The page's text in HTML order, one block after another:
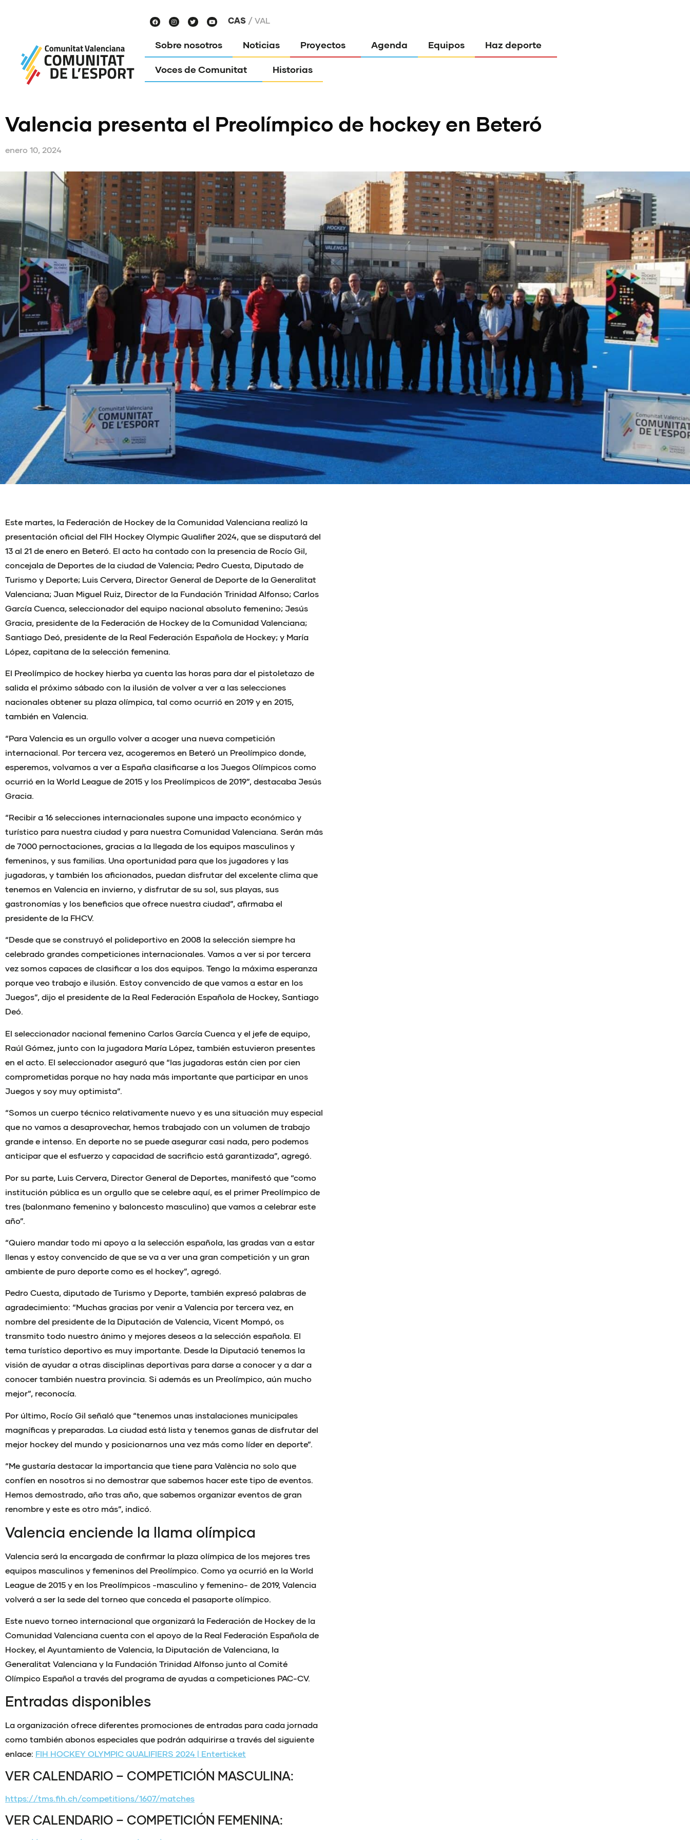
CAS VAL
Sobre nosotros Noticias Proyectos Agenda Equipos Haz deporte
Voces de Comunitat Historias
Valencia presenta el Preolímpico de hockey en Beteró
enero 10, 2024
Este martes, la Federación de Hockey de la Comunidad Valenciana realizó la
presentación oficial del FIH Hockey Olympic Qualifier 2024, que se disputará del
13 al 21 de enero en Beteró. El acto ha contado con la presencia de Rocío Gil,
concejala de Deportes de la ciudad de Valencia; Pedro Cuesta, Diputado de
Turismo y Deporte; Luis Cervera, Director General de Deporte de la Generalitat
Valenciana; Juan Miguel Ruiz, Director de la Fundación Trinidad Alfonso; Carlos
García Cuenca, seleccionador del equipo nacional absoluto femenino; Jesús
Gracia, presidente de la Federación de Hockey de la Comunidad Valenciana;
Santiago Deó, presidente de la Real Federación Española de Hockey; y María
López, capitana de la selección femenina.
El Preolímpico de hockey hierba ya cuenta las horas para dar el pistoletazo de
salida el próximo sábado con la ilusión de volver a ver a las selecciones
nacionales obtener su plaza olímpica, tal como ocurrió en 2019 y en 2015,
también en Valencia.
“Para Valencia es un orgullo volver a acoger una nueva competición
internacional. Por tercera vez, acogeremos en Beteró un Preolímpico donde,
esperemos, volvamos a ver a España clasificarse a los Juegos Olímpicos como
ocurrió en la World League de 2015 y los Preolímpicos de 2019”, destacaba Jesús
Gracia.
“Recibir a 16 selecciones internacionales supone una impacto económico y
turístico para nuestra ciudad y para nuestra Comunidad Valenciana. Serán más
de 7000 pernoctaciones, gracias a la llegada de los equipos masculinos y
femeninos, y sus familias. Una oportunidad para que los jugadores y las
jugadoras, y también los aficionados, puedan disfrutar del excelente clima que
tenemos en Valencia en invierno, y disfrutar de su sol, sus playas, sus
gastronomías y los beneficios que ofrece nuestra ciudad”, afirmaba el
presidente de la FHCV.
“Desde que se construyó el polideportivo en 2008 la selección siempre ha
celebrado grandes competiciones internacionales. Vamos a ver si por tercera
vez somos capaces de clasificar a los dos equipos. Tengo la máxima esperanza
porque veo trabajo e ilusión. Estoy convencido de que vamos a estar en los
Juegos”, dijo el presidente de la Real Federación Española de Hockey, Santiago
Deó.
El seleccionador nacional femenino Carlos García Cuenca y el jefe de equipo,
Raúl Gómez, junto con la jugadora María López, también estuvieron presentes
en el acto. El seleccionador aseguró que “las jugadoras están cien por cien
comprometidas porque no hay nada más importante que participar en unos
Juegos y soy muy optimista”.
“Somos un cuerpo técnico relativamente nuevo y es una situación muy especial
que no vamos a desaprovechar, hemos trabajado con un volumen de trabajo
grande e intenso. En deporte no se puede asegurar casi nada, pero podemos
anticipar que el esfuerzo y capacidad de sacrificio está garantizada”, agregó.
Por su parte, Luis Cervera, Director General de Deportes, manifestó que “como
institución pública es un orgullo que se celebre aquí, es el primer Preolímpico de
tres (balonmano femenino y baloncesto masculino) que vamos a celebrar este
año”.
“Quiero mandar todo mi apoyo a la selección española, las gradas van a estar
llenas y estoy convencido de que se va a ver una gran competición y un gran
ambiente de puro deporte como es el hockey”, agregó.
Pedro Cuesta, diputado de Turismo y Deporte, también expresó palabras de
agradecimiento: “Muchas gracias por venir a Valencia por tercera vez, en
nombre del presidente de la Diputación de Valencia, Vicent Mompó, os
transmito todo nuestro ánimo y mejores deseos a la selección española. El
tema turístico deportivo es muy importante. Desde la Diputació tenemos la
visión de ayudar a otras disciplinas deportivas para darse a conocer y a dar a
conocer también nuestra provincia. Si además es un Preolímpico, aún mucho
mejor”, reconocía.
Por último, Rocío Gil señaló que “tenemos unas instalaciones municipales
magníficas y preparadas. La ciudad está lista y tenemos ganas de disfrutar del
mejor hockey del mundo y posicionarnos una vez más como líder en deporte”.
“Me gustaría destacar la importancia que tiene para València no solo que
confíen en nosotros si no demostrar que sabemos hacer este tipo de eventos.
Hemos demostrado, año tras año, que sabemos organizar eventos de gran
renombre y este es otro más”, indicó.
Valencia enciende la llama olímpica
Valencia será la encargada de confirmar la plaza olímpica de los mejores tres
equipos masculinos y femeninos del Preolímpico. Como ya ocurrió en la World
League de 2015 y en los Preolímpicos -masculino y femenino- de 2019, Valencia
volverá a ser la sede del torneo que conceda el pasaporte olímpico.
Este nuevo torneo internacional que organizará la Federación de Hockey de la
Comunidad Valenciana cuenta con el apoyo de la Real Federación Española de
Hockey, el Ayuntamiento de Valencia, la Diputación de Valenciana, la
Generalitat Valenciana y la Fundación Trinidad Alfonso junto al Comité
Olímpico Español a través del programa de ayudas a competiciones PAC-CV.
Entradas disponibles
La organización ofrece diferentes promociones de entradas para cada jornada
como también abonos especiales que podrán adquirirse a través del siguiente
enlace: FIH HOCKEY OLYMPIC QUALIFIERS 2024 | Enterticket
VER CALENDARIO – COMPETICIÓN MASCULINA:
https://tms.fih.ch/competitions/1607/matches
VER CALENDARIO – COMPETICIÓN FEMENINA: